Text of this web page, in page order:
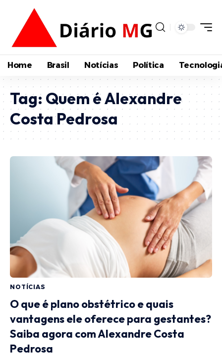
Home Brasil Notícias Política
Tag: Quem é Alexandre
Costa Pedrosa
NOTÍCIAS
O que é plano obstétrico e quais
vantagens ele oferece para gestantes?
Saiba agora com Alexandre Costa
Pedrosa